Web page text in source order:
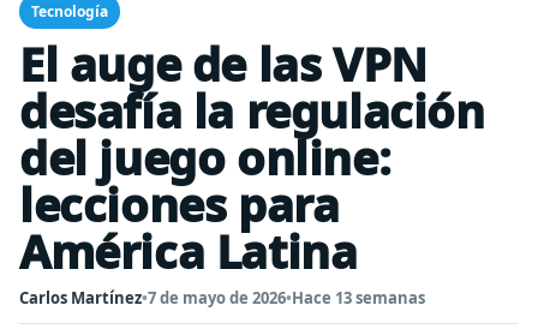
Tecnología
El auge de las VPN
desafía la regulación
del juego online:
lecciones para
América Latina
Carlos Martínez•7 de mayo de 2026•Hace 13 semanas